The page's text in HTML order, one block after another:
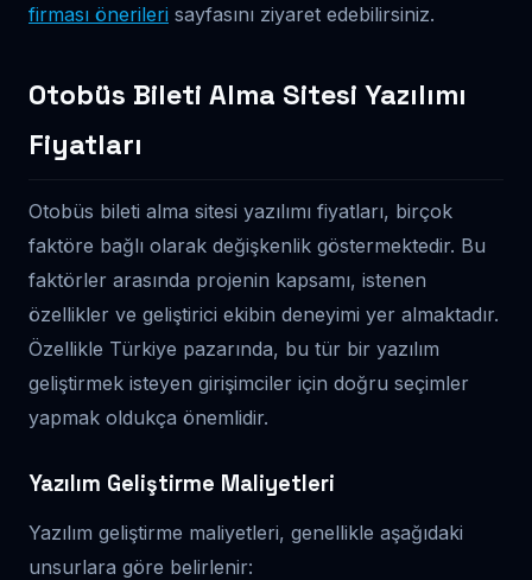
firması önerileri sayfasını ziyaret edebilirsiniz.
Otobüs Bileti Alma Sitesi Yazılımı
Fiyatları
Otobüs bileti alma sitesi yazılımı fiyatları, birçok
faktöre bağlı olarak değişkenlik göstermektedir. Bu
faktörler arasında projenin kapsamı, istenen
özellikler ve geliştirici ekibin deneyimi yer almaktadır.
Özellikle Türkiye pazarında, bu tür bir yazılım
geliştirmek isteyen girişimciler için doğru seçimler
yapmak oldukça önemlidir.
Yazılım Geliştirme Maliyetleri
Yazılım geliştirme maliyetleri, genellikle aşağıdaki
unsurlara göre belirlenir: